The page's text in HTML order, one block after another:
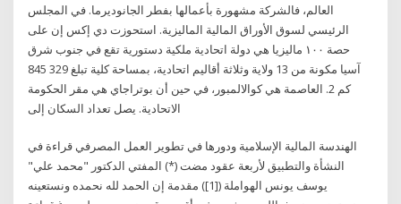
العالم، فالشركة مشهورة بأعمالها بفطر الجانوديرما. في المجلس
الرئيسي لسوق الأوراق المالية الماليزية. استحوزت دي إكس إن على
حصة ١٠٠ ماليزيا هي دولة اتحادية ملكية دستورية تقع في جنوب شرق
آسيا مكونة من 13 ولاية وثلاثة أقاليم اتحادية، بمساحة كلية تبلغ 329 845
كم 2. العاصمة هي كوالالمبور، في حين أن بوتراجاي هي مقر الحكومة
الاتحادية. يصل تعداد السكان إلى
الهندسة المالية الإسلامية ودورها في تطوير العمل المصرفي قراءة في
النشأة والتطبيق لأربعة عقود مضت (*) المفتي الدكتور "محمد علي"
يوسف يونس الهواملة ([1]) مقدمة إن الحمد لله نحمده ونستعينه